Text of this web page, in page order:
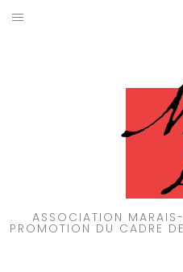
Aller
ASSOCIATION
PROMOTION DU CADRE